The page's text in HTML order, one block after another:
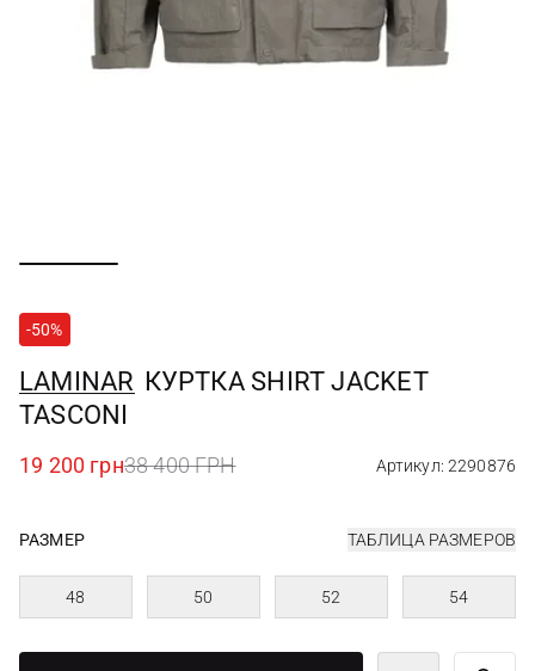
-50%
LAMINAR КУРТКА SHIRT JACKET
TASCONI
19 200 грн38 400 ГРН Артикул: 2290876
РАЗМЕР ТАБЛИЦА РАЗМЕРОВ
48 50 52 54